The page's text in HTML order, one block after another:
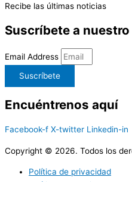
Recibe las últimas noticias
Suscríbete a
Email Address
Suscríbete
Encuéntrenos aquí
Facebook-f X-twitter Linkedin-in
Copyright © 2026. Todos los
Política de privacidad
Política de cookies